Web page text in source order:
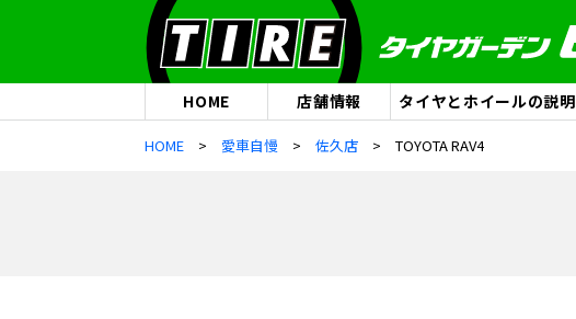
HOME 店舗情報 タイヤとホイールの説明
HOME 愛車自慢 佐久店 TOYOTA RAV4